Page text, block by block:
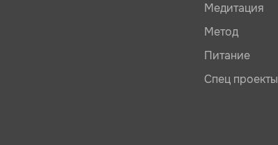
Медитация
Метод
Питание
Спец проекты